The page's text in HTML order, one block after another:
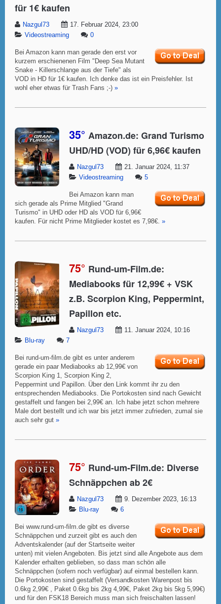
für 1€ kaufen
Nazgul73
17. Februar 2024, 23:00
Videostreaming
0
Bei Amazon kann man gerade den erst vor
kurzem erschienenen Film "Deep Sea Mutant
Snake - Killerschlange aus der Tiefe" als
VOD in HD für 1€ kaufen. Ich denke das ist ein Preisfehler. Ist
wohl eher etwas für Trash Fans ;-) »
35° Amazon.de: Grand Turismo
UHD/HD (VOD) für 6,96€ kaufen
Nazgul73
21. Januar 2024, 11:37
Videostreaming
5
Bei Amazon kann man
sich gerade als Prime Mitglied "Grand
Turismo" in UHD oder HD als VOD für 6,96€
kaufen. Für nicht Prime Mitglieder kostet es 7,98€. »
75° Rund-um-Film.de:
Mediabooks für 12,99€ + VSK
z.B. Scorpion King, Peppermint,
Papillon etc.
Nazgul73
11. Januar 2024, 10:16
Blu-ray
7
Bei rund-um-film.de gibt es unter anderem
gerade ein paar Mediabooks ab 12,99€ von
Scorpion King 1, Scorpion King 2,
Peppermint und Papillon. Über den Link kommt ihr zu den
entsprechenden Mediabooks. Die Portokosten sind nach Gewicht
gestaffelt und fangen bei 2,99€ an. Ich habe jetzt schon mehrere
Male dort bestellt und ich war bis jetzt immer zufrieden, zumal sie
auch sehr gut »
75° Rund-um-Film.de: Diverse
Schnäppchen ab 2€
Nazgul73
9. Dezember 2023, 16:13
Blu-ray
6
Bei www.rund-um-film.de gibt es diverse
Schnäppchen und zurzeit gibt es auch den
Adventskalender (auf der Startseite weiter
unten) mit vielen Angeboten. Bis jetzt sind alle Angebote aus dem
Kalender erhalten geblieben, so dass man schön alle
Schnäppchen (sofern noch verfügbar) auf einmal bestellen kann.
Die Portokosten sind gestaffelt (Versandkosten Warenpost bis
0.6kg 2,99€ , Paket 0.6kg bis 2kg 4,99€, Paket 2kg bis 5kg 5,99€)
und für den FSK18 Bereich muss man sich freischalten lassen!